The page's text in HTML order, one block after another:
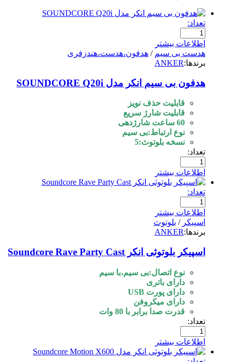
تعداد:
اطلاعات بیشتر
هدست بی سیم / هدفون،هدست،هندزفری
برندها:ANKER
هدفون بی سیم انکر مدل SOUNDCORE Q20i
قابلیت حذف نویز
قابلیت شارژ سریع
60 ساعت شارژدهی
نوع ارتباط:بی سیم
نسخه بلوتوث:5
تعداد:
اطلاعات بیشتر
تعداد:
اطلاعات بیشتر
اسپیکر / بلوتوث
برندها:ANKER
اسپیکر بلوتوثی انکر Soundcore Rave Party Cast
نوع اتصال:بی سیم،با سیم
دارای باتری
دارای پورت USB
دارای میکروفن
قدرت صدا برابر با 80 وات
تعداد:
اطلاعات بیشتر